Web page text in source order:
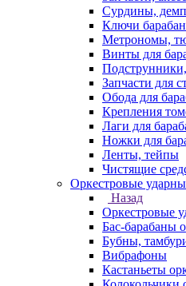
Сурдины,
Ключи
Метрономы,
Винты для
Запчасти для
Обода для
Крепления
Лаги для
Ножки для
Ленты, тейпы
Чистящие
Оркестровые
Назад
Оркестровые
Бас-барабаны
Бубны,
Вибрафоны
Кастаньеты